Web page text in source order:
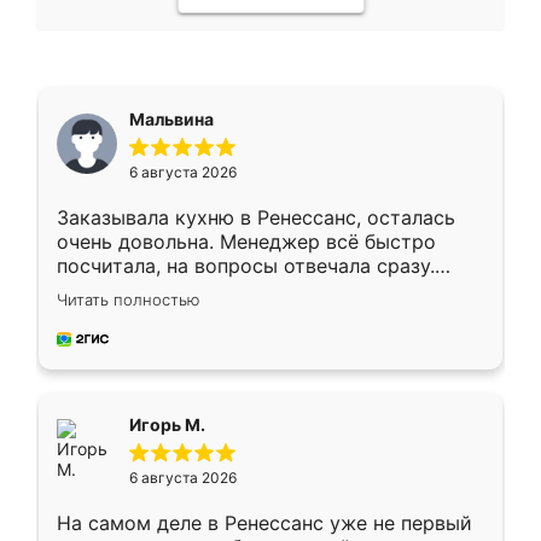
Мальвина
6 августа 2026
Заказывала кухню в Ренессанс, осталась
очень довольна. Менеджер всё быстро
посчитала, на вопросы отвечала сразу.
Замерщик приехал в субботу, подошёл к
делу со всей ответственностью. Собрали
за день, ребята работали аккуратно, даже
Читать полностью
Игорь М.
6 августа 2026
На самом деле в Ренессанс уже не первый